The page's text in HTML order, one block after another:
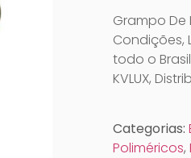
Grampo De
Condições,
todo o
KVLUX,
Categorias:
Poliméricos,